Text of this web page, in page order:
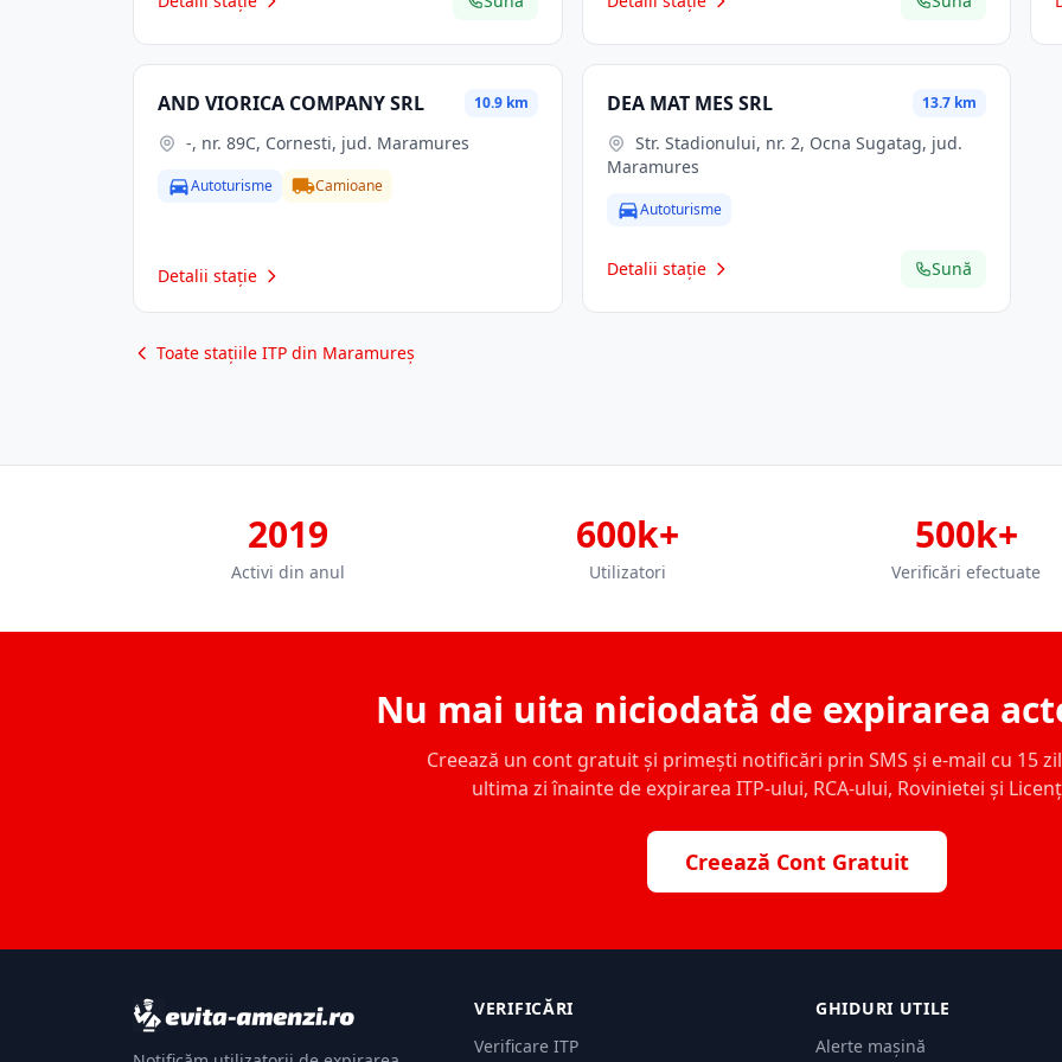
AND VIORICA COMPANY SRL 10.9 km
-, nr. 89C, Cornesti, jud. Maramures
Autoturisme Camioane
Detalii stație
DEA MAT MES SRL 13.7 km
Maramures
Autoturisme
Detalii stație Sună
Toate stațiile ITP din Maramureș
2019
Activi din anul
600k+
Utilizatori
500k+
Verificări efectuate
Nu mai uita niciodată de expirarea
Creează un cont gratuit și primești notificări prin SMS și e-mail cu 15
ultima zi înainte de expirarea ITP-ului, RCA-ului, Rovinietei și
Creează Cont Gratuit
VERIFICĂRI
Verificare ITP
GHIDURI UTILE
Alerte mașină